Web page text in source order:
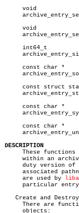
     void
     void
     int64_t
     const char *
const struct
     const char *
     const char *
DESCRIPTION
These functions
within an archive.	 You can think of a struct archive_entry as a
duty version of
associated
     are used by
particular
   Create and Destroy
There are
     objects: